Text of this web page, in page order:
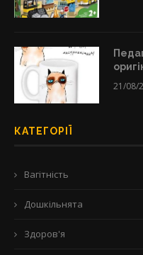
21/08/
КАТЕГОРІЇ
Вагітність
Дошкільнята
Здоров'я